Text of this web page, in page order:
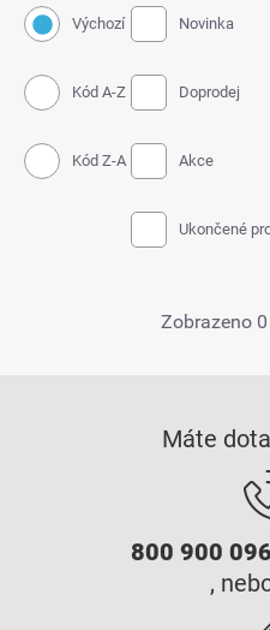
Výchozí
Kód A-Z
Kód Z-A
Novinka
Doprodej
Akce
Ukončené
Zobrazeno
Máte
800 900
,